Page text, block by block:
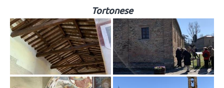
Tortonese